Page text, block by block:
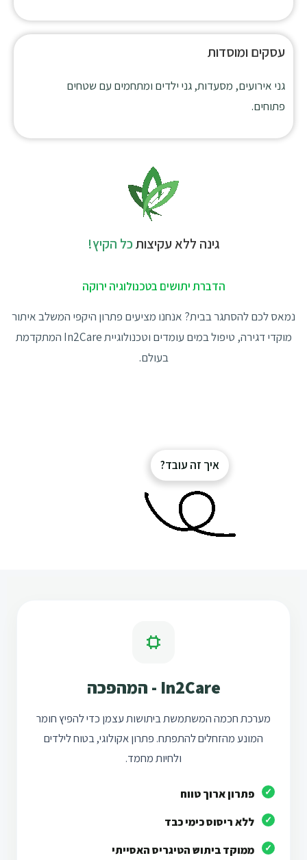
עסקים ומוסדות
גני אירועים, מסעדות, גני ילדים ומתחמים עם שטחים
פתוחים.
גינה ללא עקיצותכל הקיץ!
הדברת יתושים בטכנולוגיה ירוקה
נמאס לכם להסתגר בבית? אנחנו מציעים פתרון היקפי המשלב איתור
מוקדי דגירה, טיפול במים עומדים וטכנולוגיית In2Care המתקדמת
בעולם.
איך זה עובד?
In2Care - המהפכה
מערכת חכמה המשתמשת ביתושות עצמן כדי להפיץ חומר
המונע מהזחלים להתפתח. פתרון אקולוגי, בטוח לילדים
ולחיות מחמד.
פתרון ארוך טווח
ללא ריסוס כימי כבד
ממוקד ביתוש הטיגריס האסייתי